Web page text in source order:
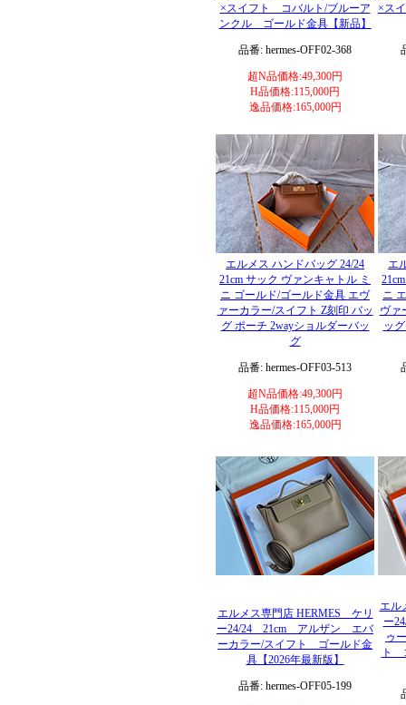
×スイフト コバルト/ブルーア
ンクル ゴールド金具【新品】
品番: hermes-OFF02-368
超N品価格:49,300円
H品価格:115,000円
逸品価格:165,000円
×ス
エルメス ハンドバッグ 24/24
21cm サック ヴァンキャトル ミ
ニ ゴールド/ゴールド金具 エヴ
ァーカラー/スイフト Z刻印 バッ
グ ポーチ 2wayショルダーバッ
グ
品番: hermes-OFF03-513
超N品価格:49,300円
H品価格:115,000円
逸品価格:165,000円
エ
ニ
ヴァ
ッ
エルメス専門店 HERMES ケリ
ー24/24 21cm アルザン エバ
ーカラー/スイフト ゴールド金
具【2026年最新版】
品番: hermes-OFF05-199
エル
ー
ゥ
ト